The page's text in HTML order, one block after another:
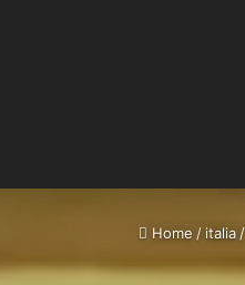
Home / italia /